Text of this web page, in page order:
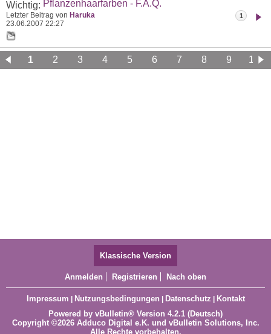
Wichtig: Pflanzenhaarfarben - F.A.Q.
Letzter Beitrag von Haruka
23.06.2007 22:27
1
1 2 3 4 5 6 7 8 9
10
Klassische Version
Anmelden Registrieren Nach oben
Impressum Nutzungsbedingungen Datenschutz
Kontakt
Powered by vBulletin® Version 4.2.1 (Deutsch)
Copyright ©2026 Adduco Digital e.K. und vBulletin Solutions, Inc.
Alle Rechte vorbehalten.